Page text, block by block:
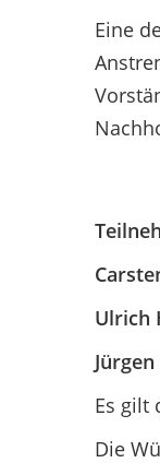
Eine
Ulrich
Es gilt
Die